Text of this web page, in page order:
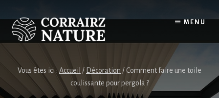
content
MENU
Vous êtes ici : Accueil / Décoration /Comment faire une toile
coulissante pour pergola ?